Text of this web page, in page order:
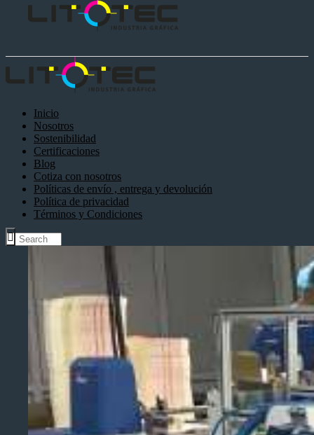
Inicio
Nosotros
Sostenibilidad
Certificaciones
Blog
Cotiza con nosotros
Políticas de envío , entrega y devolución
Política de privacidad
Términos y Condiciones